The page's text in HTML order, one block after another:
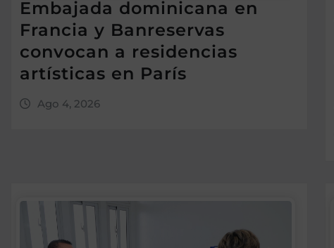
Embajada dominicana en
Francia y Banreservas
convocan a residencias
artísticas en París
Ago 4, 2026